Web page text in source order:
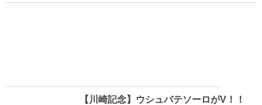
【川崎記念】ウシュバテソーロがV！！